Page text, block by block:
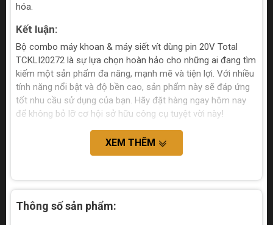
hóa.
Kết luận:
Bộ combo máy khoan & máy siết vít dùng pin 20V Total
TCKLI20272 là sự lựa chọn hoàn hảo cho những ai đang tìm
kiếm một sản phẩm đa năng, mạnh mẽ và tiện lợi. Với nhiều
tính năng nổi bật và độ bền cao, sản phẩm này sẽ đáp ứng
tốt nhu cầu sử dụng của bạn. Hãy đặt hàng ngay hôm nay
để không bỏ lỡ cơ hội sở hữu công cụ tuyệt vời này!
XEM THÊM
Thông số sản phẩm: